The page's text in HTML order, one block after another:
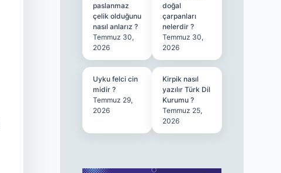
paslanmaz
çelik olduğunu
nasıl anlarız ?
Temmuz 30,
2026
doğal
çarpanları
nelerdir ?
Temmuz 30,
2026
Uyku felci cin
midir ?
Temmuz 29,
2026
Kirpik nasıl
yazılır Türk Dil
Kurumu ?
Temmuz 25,
2026